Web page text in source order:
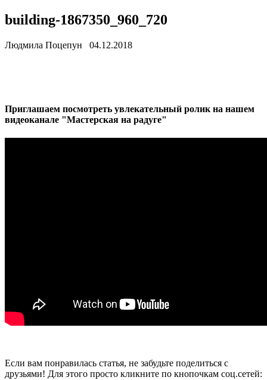
building-1867350_960_720
Людмила Поцепун 04.12.2018
Приглашаем посмотреть увлекательный ролик на нашем
видеоканале "Мастерская на радуге"
Если вам понравилась статья, не забудьте поделиться с
друзьями! Для этого просто кликните по кнопочкам соц.сетей: